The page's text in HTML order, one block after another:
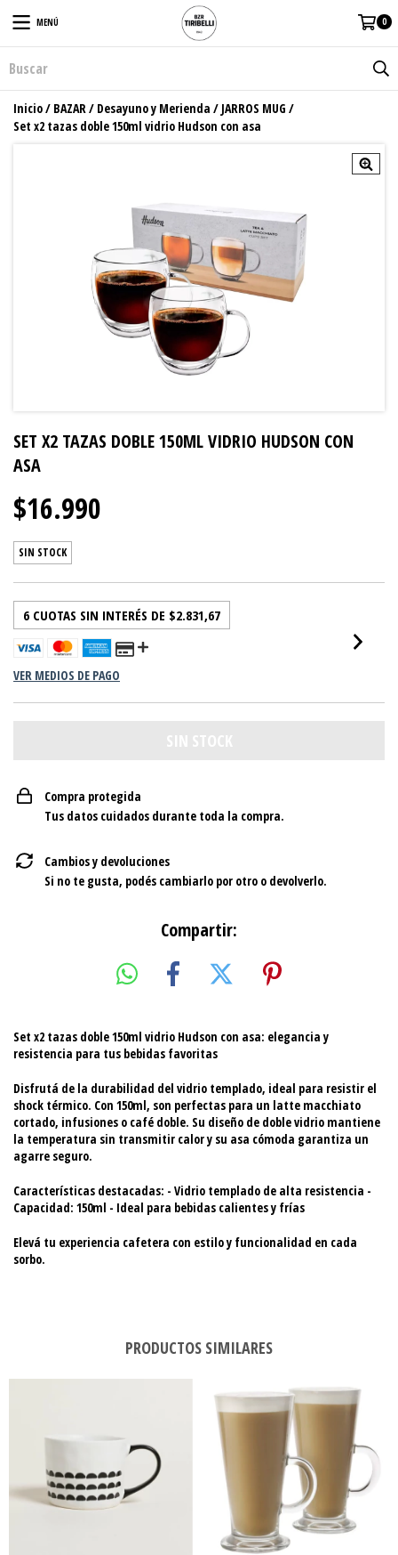
MENÚ 0
Inicio/ BAZAR/ Desayuno y Merienda / JARROS MUG /
Set x2 tazas doble 150ml vidrio Hudson con asa
SET X2 TAZAS DOBLE 150ML VIDRIO HUDSON CON
ASA
$16.990
SIN STOCK
6 CUOTAS SIN INTERÉS DE $2.831,67
VER MEDIOS DE PAGO
Compra protegida
Tus datos cuidados durante toda la compra.
Cambios y devoluciones
Si no te gusta, podés cambiarlo por otro o devolverlo.
Compartir:
Set x2 tazas doble 150ml vidrio Hudson con asa: elegancia y
resistencia para tus bebidas favoritas
Disfrutá de la durabilidad del vidrio templado, ideal para resistir el
shock térmico. Con 150ml, son perfectas para un latte macchiato
cortado, infusiones o café doble. Su diseño de doble vidrio mantiene
la temperatura sin transmitir calor y su asa cómoda garantiza un
agarre seguro.
Características destacadas: - Vidrio templado de alta resistencia -
Capacidad: 150ml - Ideal para bebidas calientes y frías
Elevá tu experiencia cafetera con estilo y funcionalidad en cada
sorbo.
PRODUCTOS SIMILARES